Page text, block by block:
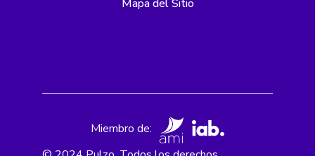
Mapa del Sitio
Miembro de: